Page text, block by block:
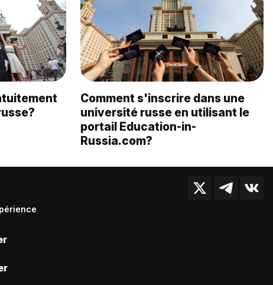
Comment s'inscrire dans une
université russe en utilisant le
portail Education-in-
Russia.com?